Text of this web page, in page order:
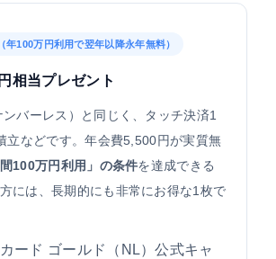
年100万円利用で翌年以降永年無料）
相当プレゼント
バーレス）と同じく、タッチ決済1
立などです。年会費5,500円が実質無
100万円利用」の条件を達成できる
には、長期的にも非常にお得な1枚で
ード ゴールド（NL）公式キャ